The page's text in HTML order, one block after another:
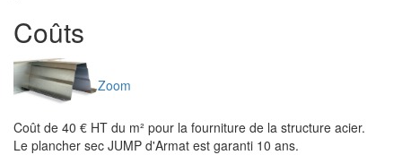
Coûts
Zoom
Coût de 40 € HT du m² pour la fourniture de la structure acier.
Le plancher sec JUMP d'Armat est garanti 10 ans.